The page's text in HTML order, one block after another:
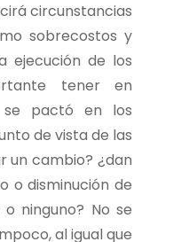
circunstancias
sobrecostos y
ejecución de los
tener en
se pactó en los
de vista de las
un cambio? ¿dan
o disminución de
ninguno? No se
al igual que